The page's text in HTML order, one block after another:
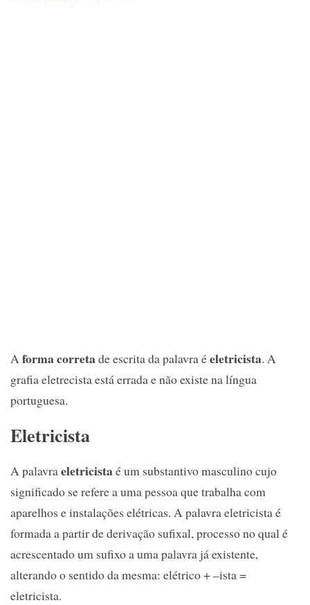
Aforma corretade escrita da palavra éeletricista. A
grafia eletrecista está errada e não existe na língua
portuguesa.
Eletricista
A palavraeletricistaé um substantivo masculino cujo
significado se refere a uma pessoa que trabalha com
aparelhos e instalações elétricas. A palavra eletricista é
formada a partir de derivação sufixal, processo no qual é
acrescentado um sufixo a uma palavra já existente,
alterando o sentido da mesma: elétrico + –ista =
eletricista.